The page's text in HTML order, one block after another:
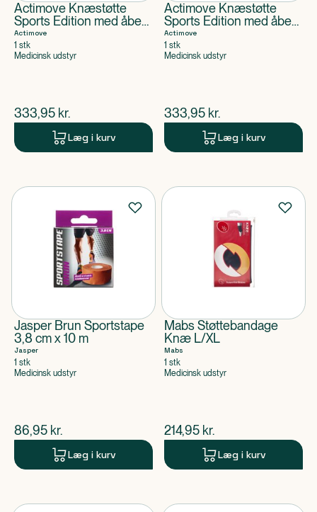
Actimove Knæstøtte
Sports Edition med åben
patella størrelse L
Actimove
1 stk
Medicinsk udstyr
$nuværende pris
333,95 kr.
Læg i kurv
Actimove Knæstøtte
Sports Edition med åben
patella størrelse M
Actimove
1 stk
Medicinsk udstyr
$nuværende pris
333,95 kr.
Læg i kurv
Jasper Brun Sportstape
3,8 cm x 10 m
Jasper
1 stk
Medicinsk udstyr
$nuværende pris
86,95 kr.
Læg i kurv
Mabs Støttebandage
Knæ L/XL
Mabs
1 stk
Medicinsk udstyr
$nuværende pris
214,95 kr.
Læg i kurv